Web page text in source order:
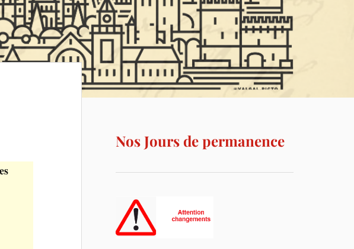
Nos Jours de permanence